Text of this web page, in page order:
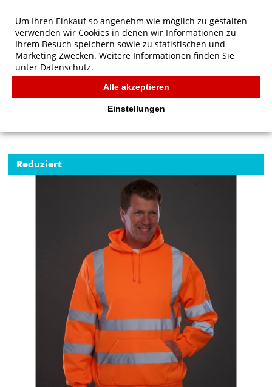
Yoko Fluo Hoodie
Reduziert
Um Ihren Einkauf so angenehm wie möglich zu gestalten
verwenden wir Cookies in denen wir Informationen zu
Ihrem Besuch speichern sowie zu statistischen und
Marketing Zwecken. Weitere Informationen finden Sie
unter Datenschutz.
Alle akzeptieren
Einstellungen